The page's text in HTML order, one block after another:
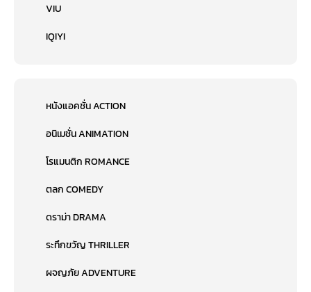
VIU
IQIYI
หนังแอคชั่น ACTION
อนิเมชั่น ANIMATION
โรแมนติก ROMANCE
ตลก COMEDY
ดราม่า DRAMA
ระทึกขวัญ THRILLER
ผจญภัย ADVENTURE